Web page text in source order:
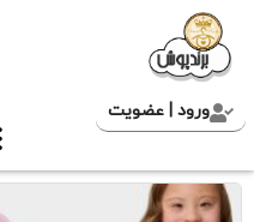
ورود | عضویت